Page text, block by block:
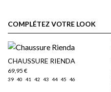
COMPLÉTEZ VOTRE LOOK
CHAUSSURE RIENDA
69,95 €
39 40 41 42 43 44 45 46